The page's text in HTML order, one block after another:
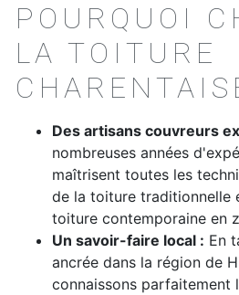
POURQUOI
LA TOITURE
Des artisans couvreurs
nombreuses années
maîtrisent toutes les
de la toiture traditionnelle
toiture contemporaine en
Un savoir-faire local : En
ancrée dans la région de
connaissons parfaitement